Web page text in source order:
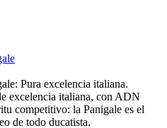
Pura excelencia italiana.
excelencia italiana, con ADN
competitivo: la Panigale es el
de todo ducatista.